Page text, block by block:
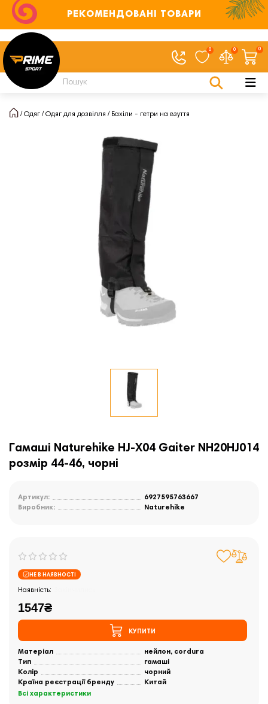
РЕКОМЕНДОВАНІ ТОВАРИ
0 0 0
Одяг Одяг для дозвілля Бахіли - гетри на взуття
Гамаші Naturehike HJ-X04 Gaiter NH20HJ014
розмір 44-46, чорні
Артикул:
6927595763667
Виробник:
Naturehike
НЕ В НАЯВНОСТІ
1547₴
КУПИТИ
Матеріал
нейлон, cordura
Тип
гамаші
Колір
чорний
Країна реєстрації бренду
Китай
Всі характеристики